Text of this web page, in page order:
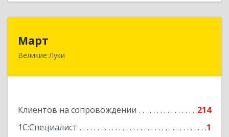
Март
Великие Луки
Клиентов на сопровождении
214
1С:Специалист
1
182113, Псковская обл, Великие Луки г,